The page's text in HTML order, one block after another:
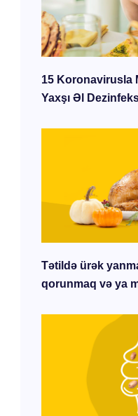
15 Koronavirusla
Yaxşı Əl
Tətildə ürək
qorunmaq və ya